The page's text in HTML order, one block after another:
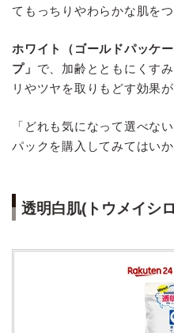
てもっちりやわらかな肌を
ホワイト（ゴールドパッケ
プ」 で、加齢とともにくす
リやツヤを取りもどす効果
「どれも気になって選べな
パックを購入してみてはい
透明白肌(トウメイシ